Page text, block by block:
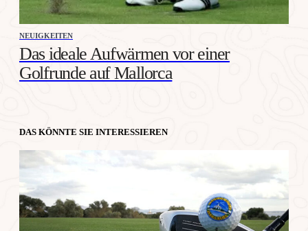
NEUIGKEITEN
Das ideale Aufwärmen vor einer
Golfrunde auf Mallorca
DAS KÖNNTE SIE INTERESSIEREN